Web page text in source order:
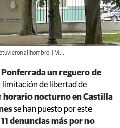
al hombre. | M.I.
Ponferrada un reguero de
limitación de libertad de
horario nocturno en Castilla
se han puesto por este
11 denuncias más por no